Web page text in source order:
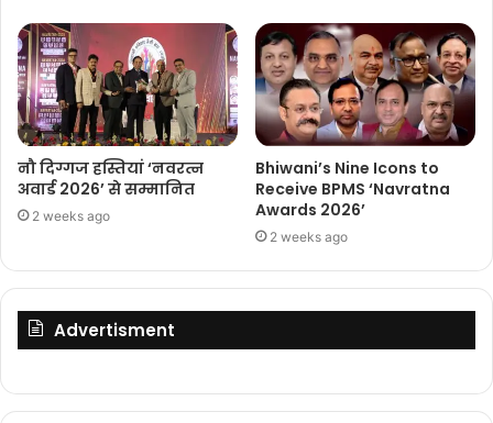
नौ दिग्गज हस्तियां ‘नवरत्न
अवार्ड 2026’ से सम्मानित
2 weeks ago
Bhiwani’s Nine Icons to
Receive BPMS ‘Navratna
Awards 2026’
2 weeks ago
Advertisment